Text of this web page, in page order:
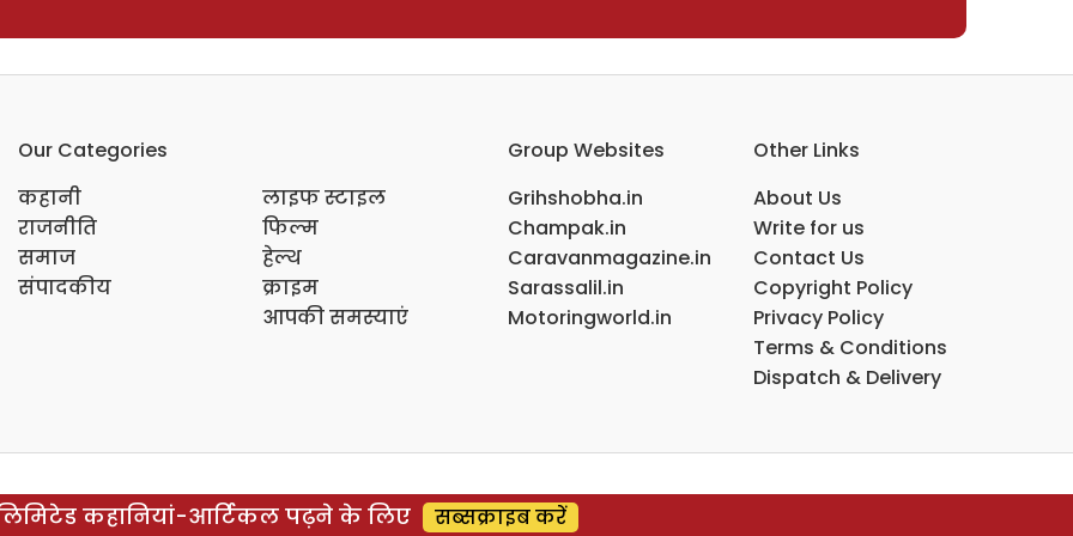
Our Categories
कहानी
राजनीति
समाज
संपादकीय
लाइफ स्टाइल
फिल्म
हेल्थ
क्राइम
आपकी समस्याएं
Group Websites
Grihshobha.in
Champak.in
Caravanmagazine.in
Sarassalil.in
Motoringworld.in
Other Links
About Us
Write for us
Contact Us
Copyright Policy
Privacy Policy
Terms & Conditions
Dispatch & Delivery
कहानियां-आर्टिकल पढ़ने के लिए सब्सक्राइब करें